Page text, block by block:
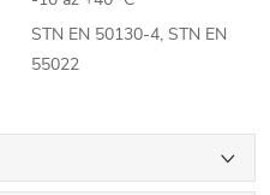
STN EN 50130-4, STN EN
55022